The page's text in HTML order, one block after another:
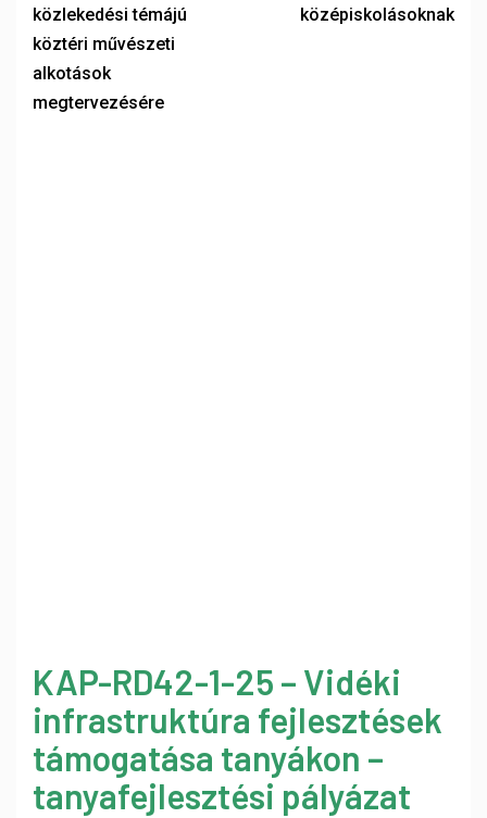
közlekedési témájú
köztéri művészeti
alkotások
megtervezésére
középiskolásoknak
KAP-RD42-1-25 – Vidéki
infrastruktúra fejlesztések
támogatása tanyákon –
tanyafejlesztési pályázat